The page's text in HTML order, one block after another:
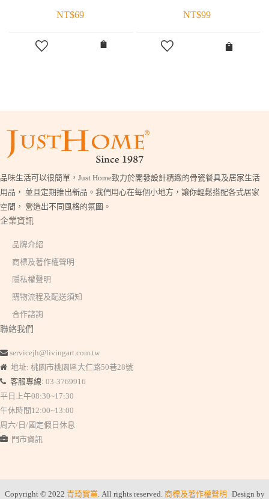
NT$69 NT$99
品味生活可以很簡單，Just Home致力於開發設計精緻的骨瓷餐具及居家生活
用品， 並且定期推出新品。我們用心在每個小地方，讓你輕鬆搭配各式居家
空間， 營造出不同風格的氛圍。
企業資訊
品牌介紹
商標及著作權聲明
隱私權聲明
購物流程及配送須知
合作諮詢
聯絡我們
servicejh@livingart.com.tw
地址: 桃園市桃園區大仁路50巷28號
客服專線: 03-3769916
平日上午08:30~17:30
午休時間12:00~13:00
周六/日/國定假日休息
門市資訊
Copyright © 2022 青琦實業. All rights reserved. 商標及著作權聲明 Design by